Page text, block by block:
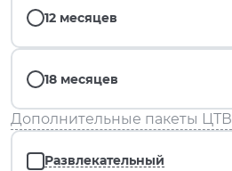
12 месяцев
18 месяцев
Дополнительные пакеты ЦТВ
Развлекательный